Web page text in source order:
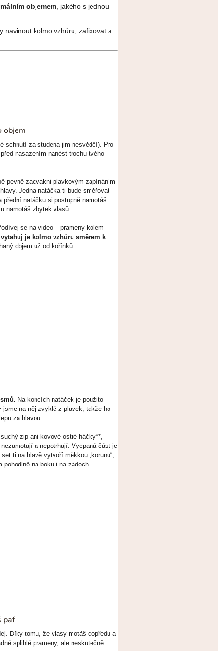
objemem, jakého s jednou
navinout kolmo vzhůru, zafixovat a
objem
schnutí za studena jim nesvědčí). Pro
nasazením nanést trochu tvého
pevně zacvakni plavkovým zapínáním
Jedna natáčka ti bude směřovat
přední natáčku si postupně namotáš
namotáš zbytek vlasů.
se na video – prameny kolem
vytahuj je kolmo vzhůru směrem k
objem už od kořínků.
Na koncích natáček je použito
na něj zvyklé z plavek, takže ho
za hlavou.
zip ani kovové ostré háčky**,
a nepotrhají. Vycpaná část je
ti na hlavě vytvoří měkkou „korunu“,
na boku i na zádech.
paf
Díky tomu, že vlasy motáš dopředu a
splihlé prameny, ale neskutečně